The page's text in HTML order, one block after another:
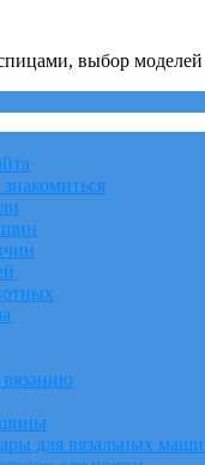
выбор
для вязальных